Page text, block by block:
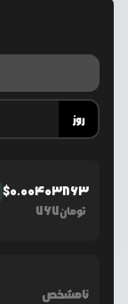
روز
$0.00403863
767تومان
نامشخص